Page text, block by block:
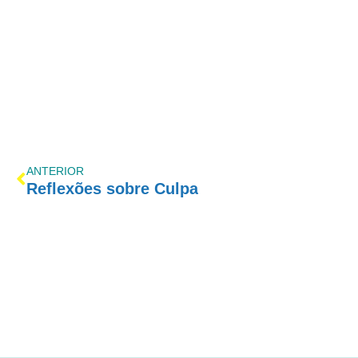
ANTERIOR
Reflexões sobre Culpa